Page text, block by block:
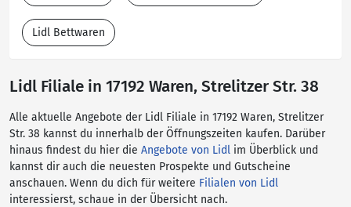
Lidl Bettwaren
Lidl Filiale in 17192 Waren, Strelitzer Str. 38
Alle aktuelle Angebote der Lidl Filiale in 17192 Waren, Strelitzer
Str. 38 kannst du innerhalb der Öffnungszeiten kaufen. Darüber
hinaus findest du hier die Angebote von Lidl im Überblick und
kannst dir auch die neuesten Prospekte und Gutscheine
anschauen. Wenn du dich für weitere Filialen von Lidl
interessierst, schaue in der Übersicht nach.